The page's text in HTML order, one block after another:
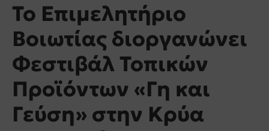
Το Επιμελητήριο
Βοιωτίας διοργανώνει
Φεστιβάλ Τοπικών
Προϊόντων «Γη και
Γεύση» στην Κρύα